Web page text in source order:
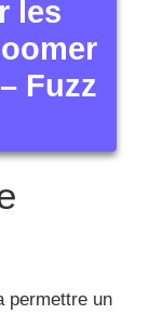
les
Fuzz
permettre un